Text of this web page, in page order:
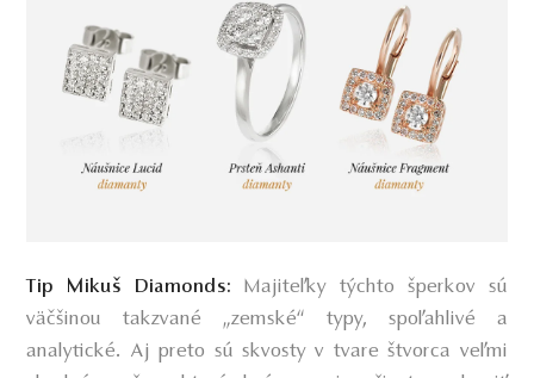
Tip Mikuš Diamonds:
Majiteľky týchto šperkov sú
väčšinou takzvané „zemské“ typy, spoľahlivé a
analytické. Aj preto sú skvosty v tvare štvorca veľmi